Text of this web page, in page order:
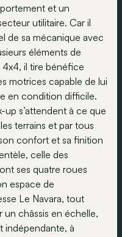
et un
utilitaire. Car il
de sa mécanique avec
éléments de
il tire bénéfice
motrices capable de lui
en condition difficile.
up s’attendent à ce que
terrains et par tous
confort et sa finition
celle des
ses quatre roues
espace de
Le Navara, tout
châssis en échelle,
indépendante, à